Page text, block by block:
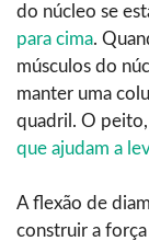
do núcleo se
para cima.
músculos do
manter uma
quadril. O
que ajudam a
A flexão de
construir a